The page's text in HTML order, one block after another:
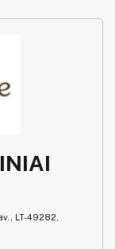
LT-49282,